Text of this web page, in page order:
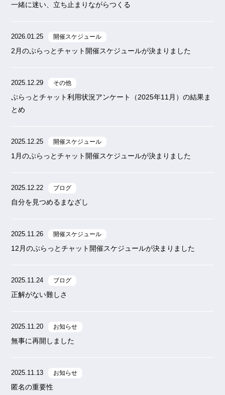
一緒に迷い、立ち止まりながらつくる
2026.01.25 開催スケジュール
2月のぷらっとチャット開催スケジュールが決まりました
2025.12.29 その他
ぷらっとチャット利用状況アンケート（2025年11月）の結果ま
とめ
2025.12.25 開催スケジュール
1月のぷらっとチャット開催スケジュールが決まりました
2025.12.22 ブログ
自分を見つめるまなざし
2025.11.26 開催スケジュール
12月のぷらっとチャット開催スケジュールが決まりました
2025.11.24 ブログ
正解がない難しさ
2025.11.20 お知らせ
無事に再開しました
2025.11.13 お知らせ
匿名の重要性